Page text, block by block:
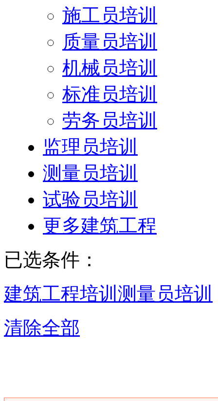
施工员培训
质量员培训
机械员培训
标准员培训
劳务员培训
监理员培训
测量员培训
试验员培训
更多建筑工程
已选条件：
建筑工程培训 测量员培训
清除全部